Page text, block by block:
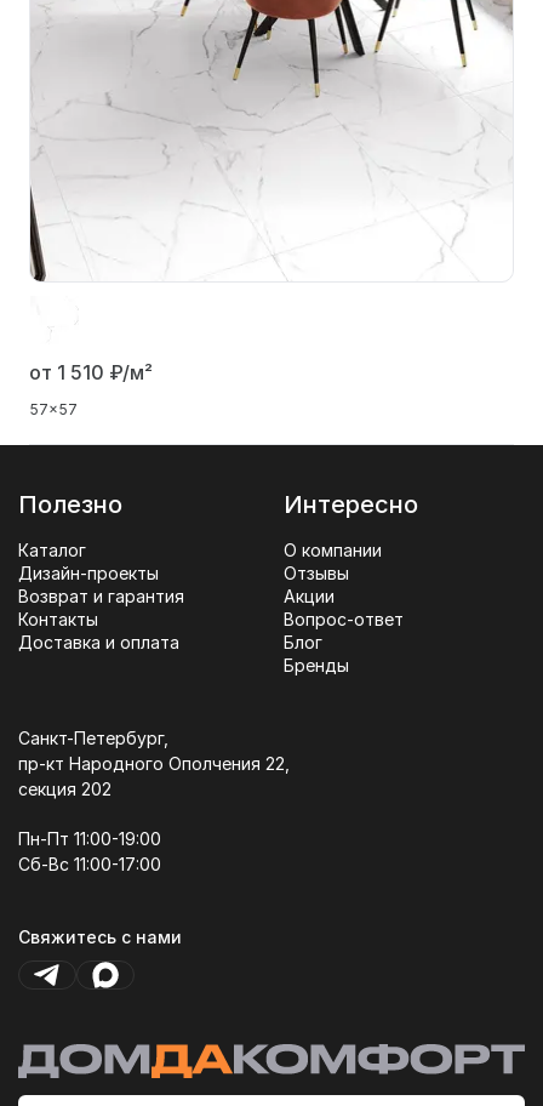
от 1 510 ₽/м²
57x57
Полезно
Каталог
Дизайн-проекты
Возврат и гарантия
Контакты
Доставка и оплата
Интересно
О компании
Отзывы
Акции
Вопрос-ответ
Блог
Бренды
Санкт-Петербург,
пр-кт Народного Ополчения 22,
секция 202
Пн-Пт 11:00-19:00
Сб-Вс 11:00-17:00
Свяжитесь с нами